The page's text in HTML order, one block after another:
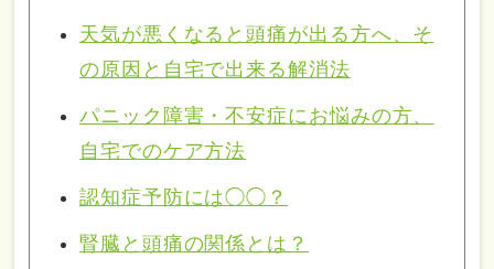
天気が悪くなると頭痛が出る方へ、そ
の原因と自宅で出来る解消法
パニック障害・不安症にお悩みの方、
自宅でのケア方法
認知症予防には◯◯？
腎臓と頭痛の関係とは？